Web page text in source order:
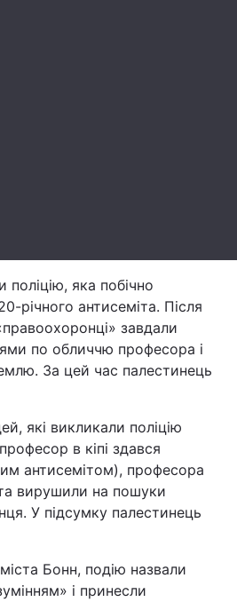
яка побічно
річного антисеміта. Після
завдали
по обличчю професора і
За цей час палестинець
які викликали поліцію
в кіпі здався
антисемітом), професора
вирушили на пошуки
У підсумку палестинець
міста Бонн, подію назвали
і принесли